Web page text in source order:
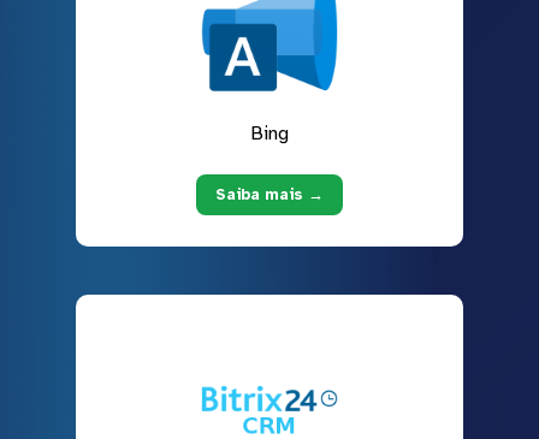
Bing
Saiba mais →